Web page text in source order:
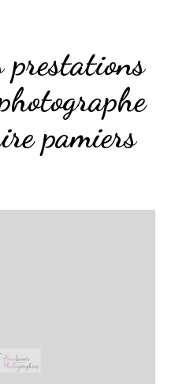
prestations
pamiers